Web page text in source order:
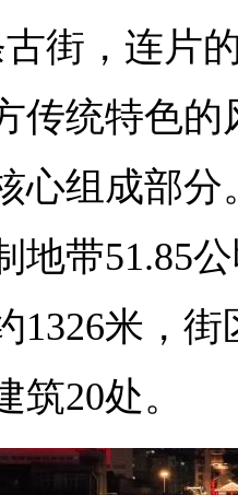
街，连片
传统特色
心组成部分
地带51.85
1326米，
筑20处。